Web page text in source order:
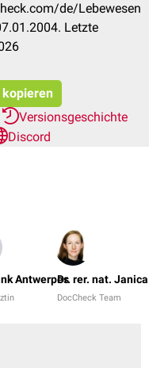
de/Lebewesen
Letzte
Versionsgeschichte
Discord
AntwerpesDr. rer. nat.
DocCheck Team